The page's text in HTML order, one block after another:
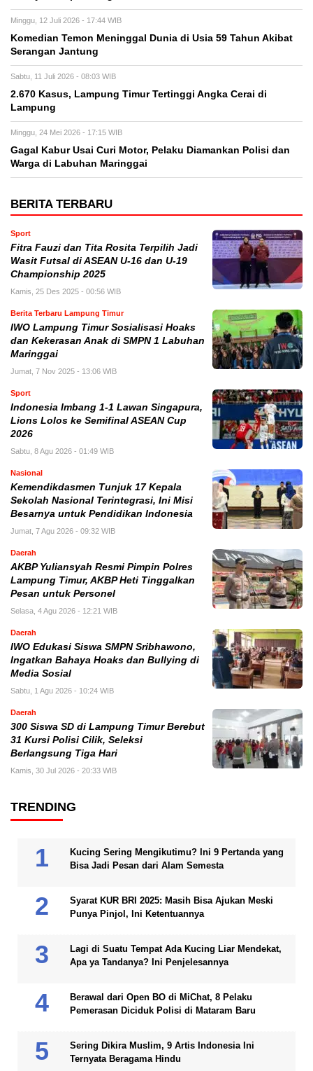
Minggu, 12 Juli 2026 - 17:44 WIB
Komedian Temon Meninggal Dunia di Usia 59 Tahun Akibat
Serangan Jantung
Sabtu, 11 Juli 2026 - 08:03 WIB
2.670 Kasus, Lampung Timur Tertinggi Angka Cerai di
Lampung
Minggu, 24 Mei 2026 - 17:15 WIB
Gagal Kabur Usai Curi Motor, Pelaku Diamankan Polisi dan
Warga di Labuhan Maringgai
BERITA TERBARU
Sport
Fitra Fauzi dan Tita Rosita Terpilih Jadi
Wasit Futsal di ASEAN U-16 dan U-19
Championship 2025
Kamis, 25 Des 2025 - 00:56 WIB
Berita Terbaru Lampung Timur
IWO Lampung Timur Sosialisasi Hoaks
dan Kekerasan Anak di SMPN 1 Labuhan
Maringgai
Jumat, 7 Nov 2025 - 13:06 WIB
Sport
Indonesia Imbang 1-1 Lawan Singapura,
Lions Lolos ke Semifinal ASEAN Cup
2026
Sabtu, 8 Agu 2026 - 01:49 WIB
Nasional
Kemendikdasmen Tunjuk 17 Kepala
Sekolah Nasional Terintegrasi, Ini Misi
Besarnya untuk Pendidikan Indonesia
Jumat, 7 Agu 2026 - 09:32 WIB
Daerah
AKBP Yuliansyah Resmi Pimpin Polres
Lampung Timur, AKBP Heti Tinggalkan
Pesan untuk Personel
Selasa, 4 Agu 2026 - 12:21 WIB
Daerah
IWO Edukasi Siswa SMPN Sribhawono,
Ingatkan Bahaya Hoaks dan Bullying di
Media Sosial
Sabtu, 1 Agu 2026 - 10:24 WIB
Daerah
300 Siswa SD di Lampung Timur Berebut
31 Kursi Polisi Cilik, Seleksi
Berlangsung Tiga Hari
Kamis, 30 Jul 2026 - 20:33 WIB
TRENDING
Kucing Sering Mengikutimu? Ini 9 Pertanda yang
Bisa Jadi Pesan dari Alam Semesta
Syarat KUR BRI 2025: Masih Bisa Ajukan Meski
Punya Pinjol, Ini Ketentuannya
Lagi di Suatu Tempat Ada Kucing Liar Mendekat,
Apa ya Tandanya? Ini Penjelesannya
Berawal dari Open BO di MiChat, 8 Pelaku
Pemerasan Diciduk Polisi di Mataram Baru
Sering Dikira Muslim, 9 Artis Indonesia Ini
Ternyata Beragama Hindu